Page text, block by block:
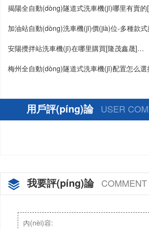
揭陽全自動(dòng)隧道式洗車機(jī)哪里有賣的
加油站自動(dòng)洗車機(jī)價(jià)位-多種款
安陽攪拌站洗車機(jī)在哪里購買[隆茂鑫晟]…
梅州全自動(dòng)隧道式洗車機(jī)配置怎么選
用戶評(píng)論 USER
我要評(píng)論